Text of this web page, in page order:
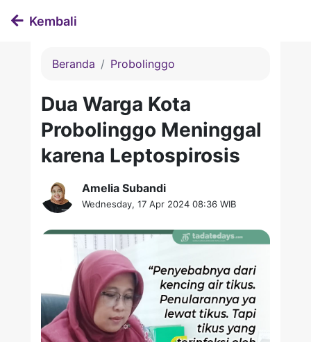
Kembali
Beranda Probolinggo
Dua Warga Kota
Probolinggo Meninggal
karena Leptospirosis
Amelia Subandi
Wednesday, 17 Apr 2024 08:36 WIB